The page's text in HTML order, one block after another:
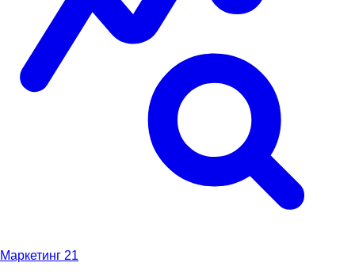
Маркетинг 21